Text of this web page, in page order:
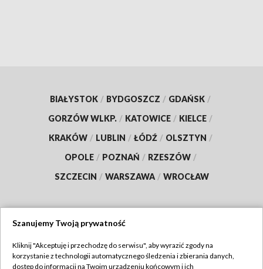
BIAŁYSTOK / BYDGOSZCZ / GDAŃSK /
GORZÓW WLKP. / KATOWICE / KIELCE /
KRAKÓW / LUBLIN / ŁÓDŹ / OLSZTYN /
OPOLE / POZNAŃ / RZESZÓW /
SZCZECIN / WARSZAWA / WROCŁAW
TVP
Szanujemy Twoją prywatność
Kliknij "Akceptuję i przechodzę do serwisu", aby wyrazić zgody na
korzystanie z technologii automatycznego śledzenia i zbierania danych,
dostęp do informacji na Twoim urządzeniu końcowym i ich